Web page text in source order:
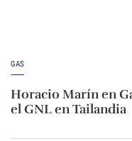
GAS
Horacio Marín en
el GNL en Tailandia